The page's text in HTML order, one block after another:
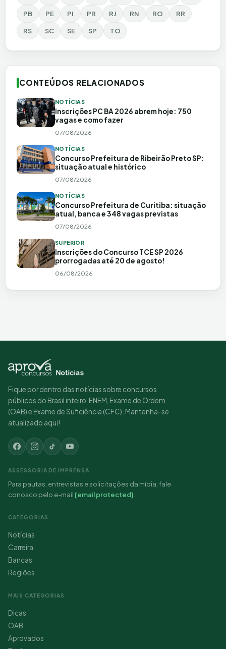
PB PE PI PR RJ RN RO RR
RS SC SE SP TO
CONTEÚDOS RELACIONADOS
NOTÍCIAS
Inscrições PC BA 2026 abrem hoje: 750
vagas e como fazer
07/08/2026
NOTÍCIAS
Concurso Prefeitura de Ribeirão Preto SP:
situação atual e histórico
07/08/2026
NOTÍCIAS
Concurso Prefeitura de Curitiba: situação
atual, banca e 348 vagas previstas
07/08/2026
SUPERIOR
Inscrições do Concurso TCE SP 2026
prorrogadas até 20 de agosto!
06/08/2026
Fique por dentro das notícias sobre concursos
públicos do Brasil inteiro, ENEM, Exame de Ordem
(OAB) e Exame de Suficiência (CFC). Mantenha-se
atualizado aqui!
ASSESSORIA DE IMPRENSA
Para pautas, entrevistas e solicitações da mídia, fale
conosco pelo e-mail [email protected]
CATEGORIAS
Notícias
Carreira
Bancas
Regiões
MAIS CATEGORIAS
Dicas
OAB
Aprovados